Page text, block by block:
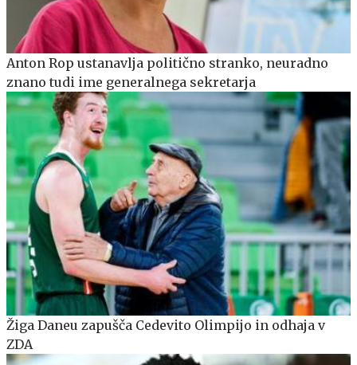
Anton Rop ustanavlja politično stranko, neuradno
znano tudi ime generalnega sekretarja
Žiga Daneu zapušča Cedevito Olimpijo in odhaja v
ZDA